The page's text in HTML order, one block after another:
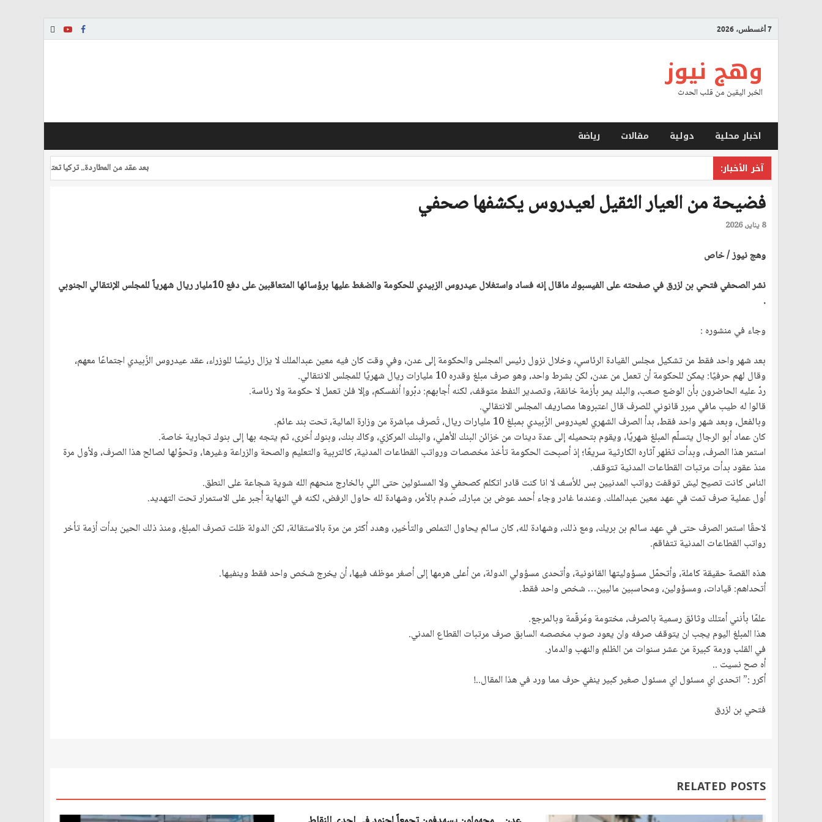
7 أغسطس، 2026
وهج نيوز
الخبر اليقين من قلب الحدث
اخبار محلية دولية مقالات
رياضة
آخر الأخبار:
بعد عقد من المطاردة.. تركيا تعتقل طياراً بتهمة
فضيحة من العيار الثقيل لعيدروس يكشفها صحفي
8 يناير، 2026
وهج نيوز / خاص
نشر الصحفي فتحي بن لزرق في صفحته على الفيسبوك ماقال إنه فساد واستغلال عيدروس الزبيدي للحكومة والضغط عليها برؤسائها المتعاقبين على دفع 10مليار ريال شهرياً للمجلس الإنتقالي الجنوبي
.
وجاء في منشوره :
بعد شهر واحد فقط من تشكيل مجلس القيادة الرئاسي، وخلال نزول رئيس المجلس والحكومة إلى عدن، وفي وقت كان فيه معين عبدالملك لا يزال رئيسًا للوزراء، عقد عيدروس الزُبيدي اجتماعًا معهم،
وقال لهم حرفيًا: يمكن للحكومة أن تعمل من عدن، لكن بشرط واحد، وهو صرف مبلغ وقدره 10 مليارات ريال شهريًا للمجلس الانتقالي.
ردّ عليه الحاضرون بأن الوضع صعب، والبلد يمر بأزمة خانقة، وتصدير النفط متوقف، لكنه أجابهم: دبّروا أنفسكم، وإلا فلن تعمل لا حكومة ولا رئاسة.
قالوا له طيب مافي مبرر قانوني للصرف قال اعتبروها مصاريف المجلس الانتقالي.
وبالفعل، وبعد شهر واحد فقط، بدأ الصرف الشهري لعيدروس الزُبيدي بمبلغ 10 مليارات ريال، تُصرف مباشرة من وزارة المالية، تحت بند عائم.
كان عماد أبو الرجال يتسلّم المبلغ شهريًا، ويقوم بتحميله إلى عدة دينات من خزائن البنك الأهلي، والبنك المركزي، وكاك بنك، وبنوك أخرى، ثم يتجه بها إلى بنوك تجارية خاصة.
استمر هذا الصرف، وبدأت تظهر آثاره الكارثية سريعًا؛ إذ أصبحت الحكومة تأخذ مخصصات ورواتب القطاعات المدنية، كالتربية والتعليم والصحة والزراعة وغيرها، وتحوّلها لصالح هذا الصرف، ولأول مرة
منذ عقود بدأت مرتبات القطاعات المدنية تتوقف.
الناس كانت تصيح ليش توقفت رواتب المدنيين بس للأسف لا انا كنت قادر اتكلم كصحفي ولا المسئولين حتى اللي بالخارج منحهم الله شوية شجاعة على النطق.
أول عملية صرف تمت في عهد معين عبدالملك. وعندما غادر وجاء أحمد عوض بن مبارك، صُدم بالأمر، وشهادة لله حاول الرفض، لكنه في النهاية أُجبر على الاستمرار تحت التهديد.
لاحقًا استمر الصرف حتى في عهد سالم بن بريك، ومع ذلك، وشهادة لله، كان سالم يحاول التملص والتأخير، وهدد أكثر من مرة بالاستقالة، لكن الدولة ظلت تصرف المبلغ، ومنذ ذلك الحين بدأت أزمة تأخر
رواتب القطاعات المدنية تتفاقم.
هذه القصة حقيقة كاملة، وأتحمّل مسؤوليتها القانونية، وأتحدى مسؤولي الدولة، من أعلى هرمها إلى أصغر موظف فيها، أن يخرج شخص واحد فقط وينفيها.
أتحداهم: قيادات، ومسؤولين، ومحاسبين ماليين… شخص واحد فقط.
علمًا بأنني أمتلك وثائق رسمية بالصرف، مختومة ومُرقّمة وبالمرجع.
هذا المبلغ اليوم يجب ان يتوقف صرفه وان يعود صوب مخصصه السابق صرف مرتبات القطاع المدني.
في القلب ورمة كبيرة من عشر سنوات من الظلم والنهب والدمار.
أه صح نسيت ..
أكرر :” اتحدى اي مسئول اي مسئول صغير كبير ينفي حرف مما ورد في هذا المقال..!
فتحي بن لزرق
RELATED POSTS